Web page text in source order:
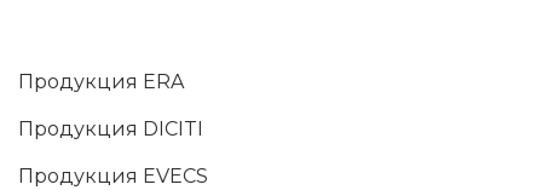
Продукция ERA
Продукция DICITI
Продукция EVECS